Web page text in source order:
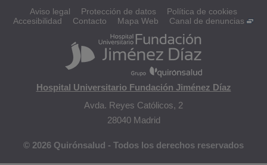
Aviso legal Protección de datos
Política de cookies
Accesibilidad
Contacto Mapa Web Canal de denuncias
Hospital Universitario Fundación Jiménez Díaz
Avda. Reyes Católicos, 2
28040 Madrid
© 2026 Quirónsalud - Todos los derechos reservados